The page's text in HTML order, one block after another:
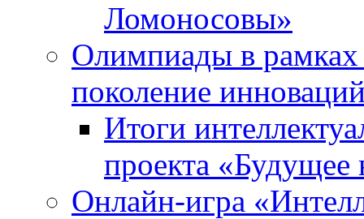
Ломоносовы»
Олимпиады в рамках
поколение
Итоги
проекта «Будущее
Онлайн-игра